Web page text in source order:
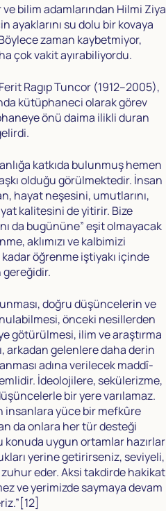
bilim adamlarından Hilmi Ziya
ayaklarını su dolu bir kovaya
zaman kaybetmiyor,
çok vakit ayırabiliyordu.
Ragıp Tuncor (1912–2005),
kütüphaneci olarak görev
önü daima ilikli duran
katkıda bulunmuş hemen
olduğu görülmektedir. İnsan
hayat neşesini, umutlarını,
kalitesini de yitirir. Bize
da bugününe” eşit olmayacak
aklımızı ve kalbimizi
öğrenme iştiyakı içinde
gereğidir.
doğru düşüncelerin ve
önceki nesillerden
götürülmesi, ilim ve araştırma
arkadan gelenlere daha derin
adına verilecek maddî-
İdeolojilere, sekülerizme,
bir yere varılamaz.
insanlara yüce bir mefkûre
da onlara her tür desteği
konuda uygun ortamlar hazırlar
yerine getirirseniz, seviyeli,
eder. Aksi takdirde hakikat
ve yerimizde saymaya devam
[12]